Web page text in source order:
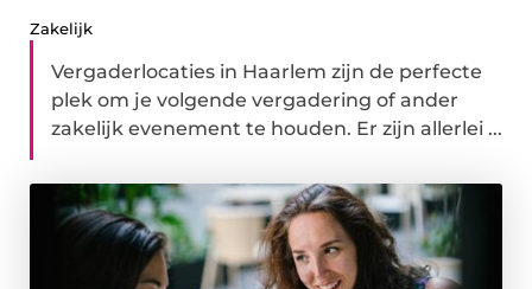
Zakelijk
Vergaderlocaties in Haarlem zijn de perfecte
plek om je volgende vergadering of ander
zakelijk evenement te houden. Er zijn allerlei ...